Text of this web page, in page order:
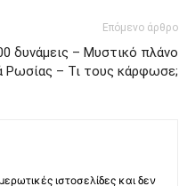
Επόμενο άρθρο
δυνάμεις – Μυστικό πλάνο
Ρωσίας – Τι τους κάρφωσε;
ιστοσελίδες και δεν